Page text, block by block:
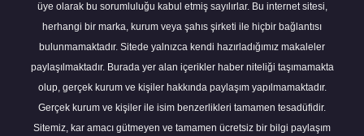
üye olarak bu sorumluluğu kabul etmiş sayılırlar. Bu internet sitesi,
herhangi bir marka, kurum veya şahıs şirketi ile hiçbir bağlantısı
bulunmamaktadır. Sitede yalnızca kendi hazırladığımız makaleler
paylaşılmaktadır. Burada yer alan içerikler haber niteliği taşımamakta
olup, gerçek kurum ve kişiler hakkında paylaşım yapılmamaktadır.
Gerçek kurum ve kişiler ile isim benzerlikleri tamamen tesadüfidir.
Sitemiz, kar amacı gütmeyen ve tamamen ücretsiz bir bilgi paylaşım